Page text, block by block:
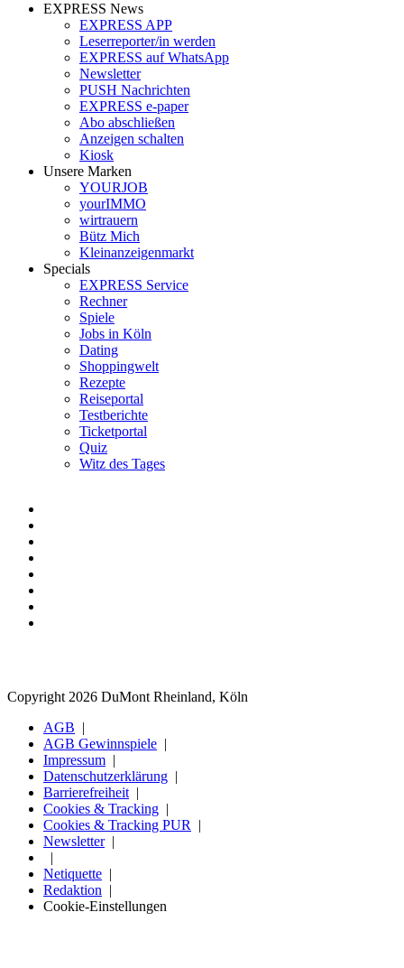
EXPRESS News
EXPRESS APP
Leserreporter/in werden
EXPRESS auf WhatsApp
Newsletter
PUSH Nachrichten
EXPRESS e-paper
Abo abschließen
Anzeigen schalten
Kiosk
Unsere Marken
YOURJOB
yourIMMO
wirtrauern
Bütz Mich
Kleinanzeigenmarkt
Specials
EXPRESS Service
Rechner
Spiele
Jobs in Köln
Dating
Shoppingwelt
Rezepte
Reiseportal
Testberichte
Ticketportal
Quiz
Witz des Tages
Copyright 2026 DuMont Rheinland, Köln
AGB
AGB Gewinnspiele
Impressum
Datenschutzerklärung
Barrierefreiheit
Cookies & Tracking
Cookies & Tracking PUR
Newsletter
Netiquette
Redaktion
Cookie-Einstellungen